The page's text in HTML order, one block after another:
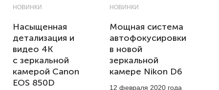
НОВИНКИ
Насыщенная
детализация и
видео 4К
с зеркальной
камерой Canon
EOS 850D
НОВИНКИ
Мощная система
автофокусировки
в новой
зеркальной
камере Nikon D6
12 февраля 2020 года